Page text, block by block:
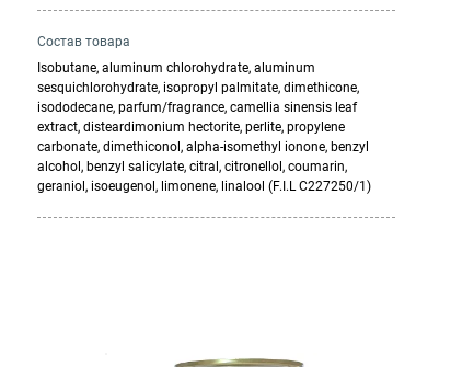
Состав товара
Isobutane, aluminum chlorohydrate, aluminum
sesquichlorohydrate, isopropyl palmitate, dimethicone,
isododecane, parfum/fragrance, camellia sinensis leaf
extract, disteardimonium hectorite, perlite, propylene
carbonate, dimethiconol, alpha-isomethyl ionone, benzyl
alcohol, benzyl salicylate, citral, citronellol, coumarin,
geraniol, isoeugenol, limonene, linalool (F.I.L C227250/1)